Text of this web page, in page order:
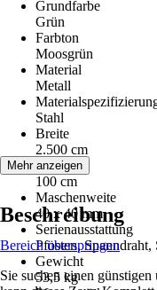
Grundfarbe
Grün
Farbton
Moosgrün
Material
Metall
Stahl
Breite
2.500 cm
Höhe
100 cm
Maschenweite
40 x 40 mm
Serienausstattung
Pfosten, Spanndraht,
Gewicht
53,5 kg
Mehr anzeigen
Beschreibung
Bereich überspringen
Sie suchen einen